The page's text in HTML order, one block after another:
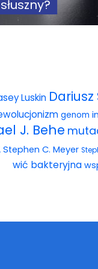
Luskin
genom
J. Behe
Stephen C. Meyer
wić bakteryjna